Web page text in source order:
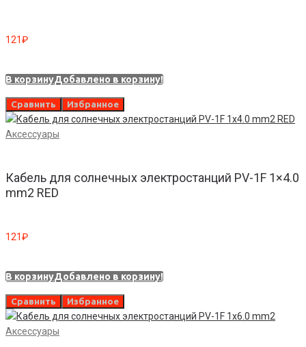
121₽
В корзинуДобавлено в корзину!
Сравнить Избранное
Аксессуары
Кабель для солнечных электростанций PV-1F 1×4.0
mm2 RED
121₽
В корзинуДобавлено в корзину!
Сравнить Избранное
Аксессуары